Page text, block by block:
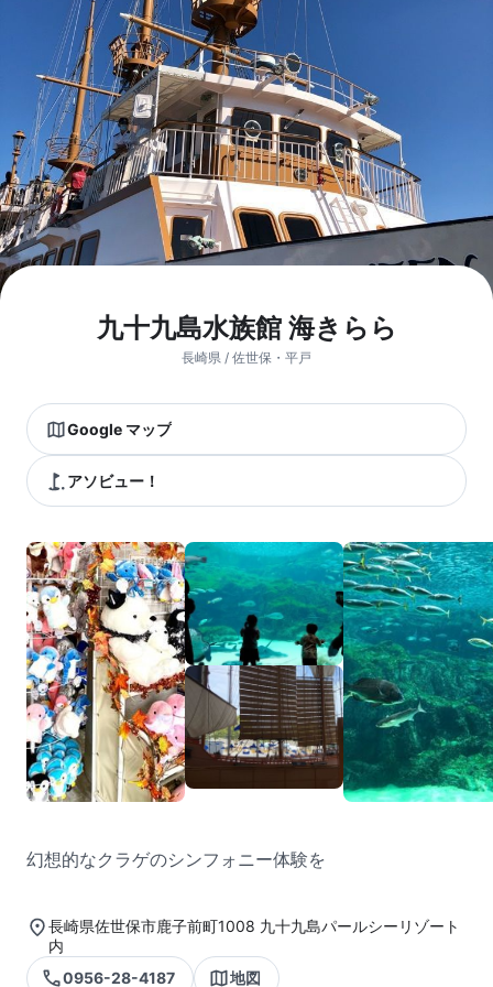
九十九島水族館 海きらら
長崎県 / 佐世保・平戸
Google マップ
アソビュー！
幻想的なクラゲのシンフォニー体験を
長崎県佐世保市鹿子前町1008 九十九島パールシーリゾート
内
0956-28-4187
地図